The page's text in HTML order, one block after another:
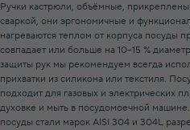
Ручки кастрюли, объёмные,
сваркой, они эргономичные и
нагреваются теплом от корпуса посуды
совпадает или больше на 10–15 %
защиты рук мы рекомендуем всегда
прихватки из силикона или текстиля.
подходит для газовых и электрических
духовке и мыть в посудомоечной
посуды стали марок AISI 304 и 304L